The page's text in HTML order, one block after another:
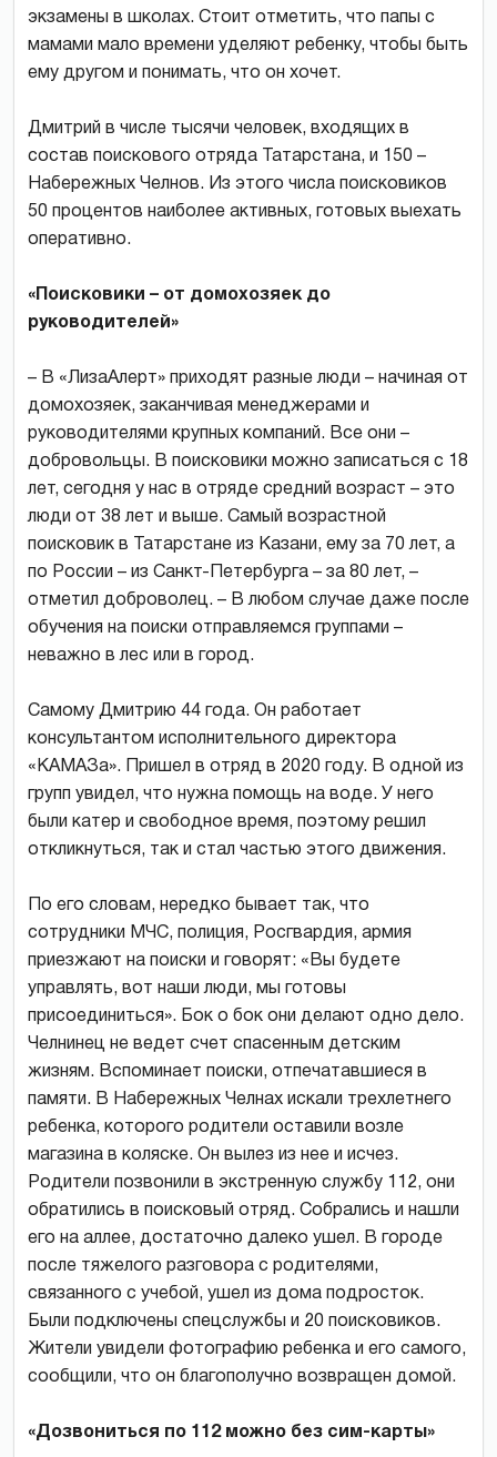
экзамены в школах. Стоит отметить, что папы с
мамами мало времени уделяют ребенку, чтобы быть
ему другом и понимать, что он хочет.
Дмитрий в числе тысячи человек, входящих в
состав поискового отряда Татарстана, и 150 –
Набережных Челнов. Из этого числа поисковиков
50 процентов наиболее активных, готовых выехать
оперативно.
«Поисковики – от домохозяек до
руководителей»
– В «ЛизаАлерт» приходят разные люди – начиная от
домохозяек, заканчивая менеджерами и
руководителями крупных компаний. Все они –
добровольцы. В поисковики можно записаться с 18
лет, сегодня у нас в отряде средний возраст – это
люди от 38 лет и выше. Самый возрастной
поисковик в Татарстане из Казани, ему за 70 лет, а
по России – из Санкт-Петербурга – за 80 лет, –
отметил доброволец. – В любом случае даже после
обучения на поиски отправляемся группами –
неважно в лес или в город.
Самому Дмитрию 44 года. Он работает
консультантом исполнительного директора
«КАМАЗа». Пришел в отряд в 2020 году. В одной из
групп увидел, что нужна помощь на воде. У него
были катер и свободное время, поэтому решил
откликнуться, так и стал частью этого движения.
По его словам, нередко бывает так, что
сотрудники МЧС, полиция, Росгвардия, армия
приезжают на поиски и говорят: «Вы будете
управлять, вот наши люди, мы готовы
присоединиться». Бок о бок они делают одно дело.
Челнинец не ведет счет спасенным детским
жизням. Вспоминает поиски, отпечатавшиеся в
памяти. В Набережных Челнах искали трехлетнего
ребенка, которого родители оставили возле
магазина в коляске. Он вылез из нее и исчез.
Родители позвонили в экстренную службу 112, они
обратились в поисковый отряд. Собрались и нашли
его на аллее, достаточно далеко ушел. В городе
после тяжелого разговора с родителями,
связанного с учебой, ушел из дома подросток.
Были подключены спецслужбы и 20 поисковиков.
Жители увидели фотографию ребенка и его самого,
сообщили, что он благополучно возвращен домой.
«Дозвониться по 112 можно без сим-карты»